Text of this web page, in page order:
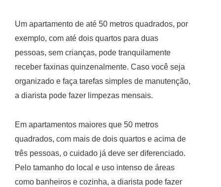
Um apartamento de até 50 metros quadrados, por
exemplo, com até dois quartos para duas
pessoas, sem crianças, pode tranquilamente
receber faxinas quinzenalmente. Caso você seja
organizado e faça tarefas simples de manutenção,
a diarista pode fazer limpezas mensais.
Em apartamentos maiores que 50 metros
quadrados, com mais de dois quartos e acima de
três pessoas, o cuidado já deve ser diferenciado.
Pelo tamanho do local e uso intenso de áreas
como banheiros e cozinha, a diarista pode fazer